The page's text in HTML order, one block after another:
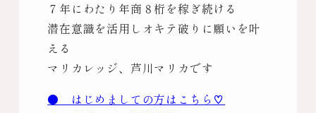
７年にわたり年商８桁を稼ぎ続ける
潜在意識を活用しオキテ破りに願いを叶
える
マリカレッジ、芦川マリカです
● はじめましての方はこちら♡